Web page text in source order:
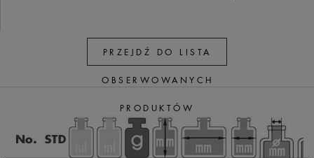
PRZEJDŹ DO LISTA
OBSERWOWANYCH
PRODUKTÓW